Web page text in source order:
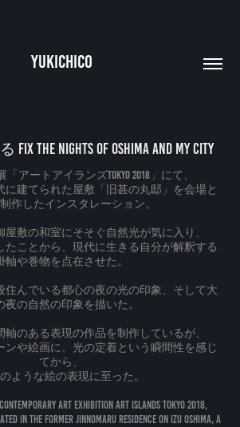
YUKICHICO
The Nights of Oshima and my city
アートアイランズTOKYO 2018」にて、
に建てられた屋敷「旧甚の丸邸」を会場と
作したインスタレーション。
敷の和室にそそぐ自然光が気に入り、
たことから、現代に生きる自分が解釈する
軸や巻物を点在させた。
住んでいる都心の夜の光の印象、そして大
夜の自然の印象を描いた。
のある表現の作品を制作しているが、
ンや絵画に、光の定着という瞬間性を感じ
てから、
ような絵の表現に至った。
art exhibition Art Islands TOKYO 2018,
in the former Jinnomaru Residence on Izu Oshima, a